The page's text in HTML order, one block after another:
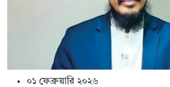
০১ ফেব্রুয়ারি ২০২৬